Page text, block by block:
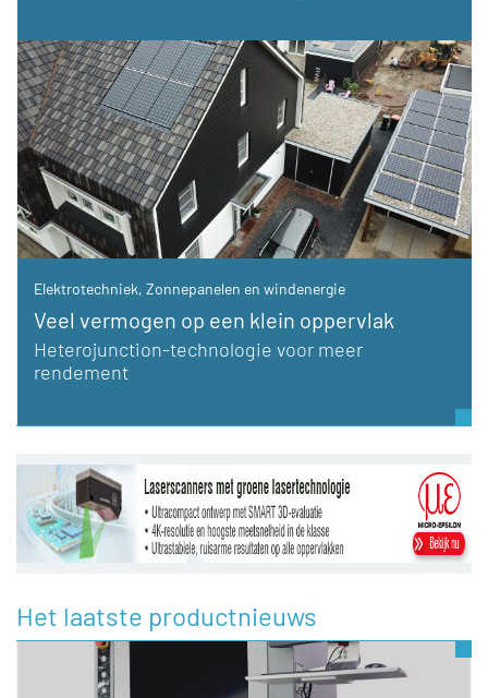
Elektrotechniek, Zonnepanelen en windenergie
Veel vermogen op een klein oppervlak
Heterojunction-technologie voor meer
rendement
Het laatste productnieuws